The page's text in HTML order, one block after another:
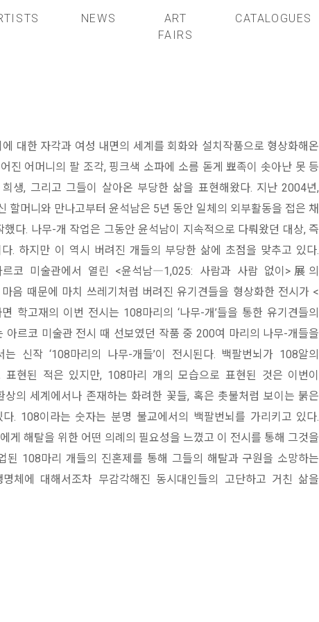
NEWS
ART
FAIRS
CATALOGUES
대한 자각과 여성 내면의 세계를 회화와 설치작품으로 형상화해온
진 어머니의 팔 조각, 핑크색 소파에 소름 돋게 뾰족이 솟아난 못 등
생, 그리고 그들이 살아온 부당한 삶을 표현해왔다. 지난 2004년,
할머니와 만나고부터 윤석남은 5년 동안 일체의 외부활동을 접은 채
다. 나무-개 작업은 그동안 윤석남이 지속적으로 다뤄왔던 대상, 즉
. 하지만 이 역시 버려진 개들의 부당한 삶에 초점을 맞추고 있다.
코 미술관에서 열린 <윤석남―1,025: 사람과 사람 없이>展의
음 때문에 마치 쓰레기처럼 버려진 유기견들을 형상화한 전시가 <
학고재의 이번 전시는 108마리의 ‘나무-개’들을 통한 유기견들의
아르코 미술관 전시 때 선보였던 작품 중 200여 마리의 나무-개들을
신작 ‘108마리의 나무-개들’이 전시된다. 백팔번뇌가 108알의
표현된 적은 있지만, 108마리 개의 모습으로 표현된 것은 이번이
상의 세계에서나 존재하는 화려한 꽃들, 혹은 촛불처럼 보이는 붉은
. 108이라는 숫자는 분명 불교에서의 백팔번뇌를 가리키고 있다.
게 해탈을 위한 어떤 의례의 필요성을 느꼈고 이 전시를 통해 그것을
된 108마리 개들의 진혼제를 통해 그들의 해탈과 구원을 소망하는
체에 대해서조차 무감각해진 동시대인들의 고단하고 거친 삶을